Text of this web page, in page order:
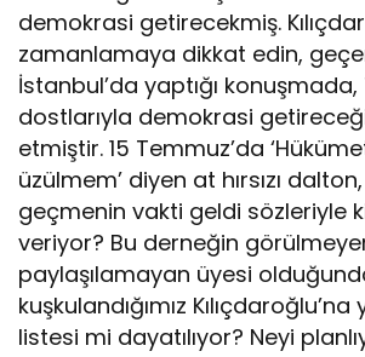
demokrasi getirecekmiş.
zamanlamaya dikkat edin,
İstanbul’da yaptığı konuşmada,
dostlarıyla demokrasi
etmiştir. 15 Temmuz’da
üzülmem’ diyen at hırsızı
geçmenin vakti geldi sözleriyle
veriyor? Bu derneğin
paylaşılamayan üyesi
kuşkulandığımız
listesi mi dayatılıyor? Neyi